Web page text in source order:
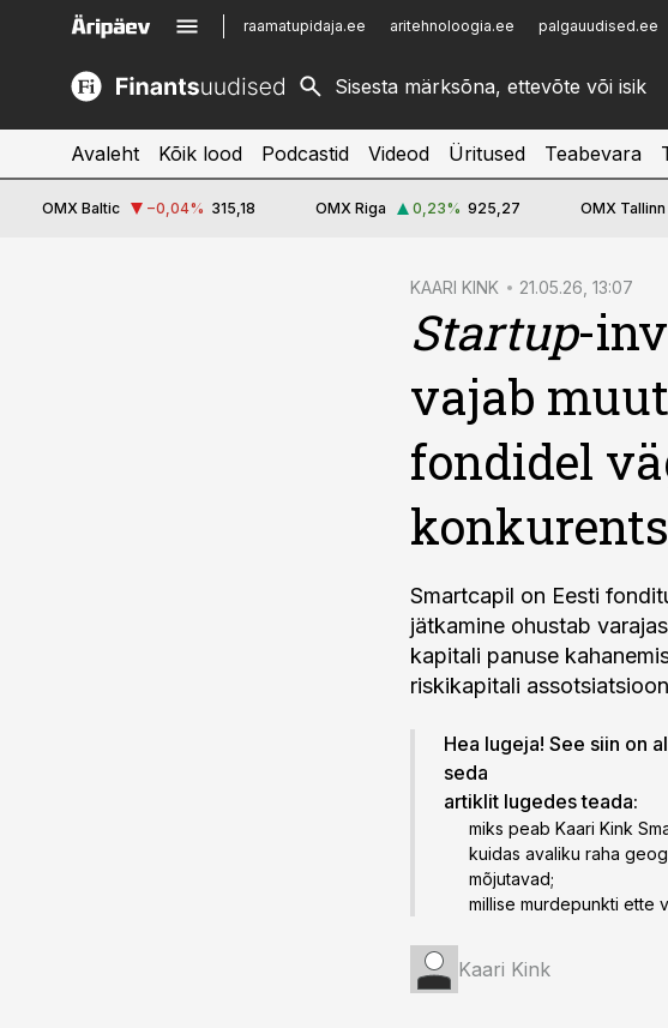
raamatupidaja.ee aritehnoloogia.ee palgauudised.ee
kinnisvarauudised.ee
logistikauudised.ee
imelineajalugu.ee
Infopank
Avaleht Kõik lood Podcastid Videod Üritused Teabevara
OMX Baltic −0,04% 315,18 OMX Riga 0,23% 925,27 OMX Tallinn
KAARI KINK 21.05.26, 13:07
Startup-
vajab
fondidel
Smartcapil on Eesti
jätkamine ohustab
kapitali panuse
riskikapitali
Hea lugeja! See siin on
seda
artiklit lugedes teada:
miks peab Kaari Kink
kuidas avaliku raha
mõjutavad;
millise murdepunkti ette
Kaari Kink